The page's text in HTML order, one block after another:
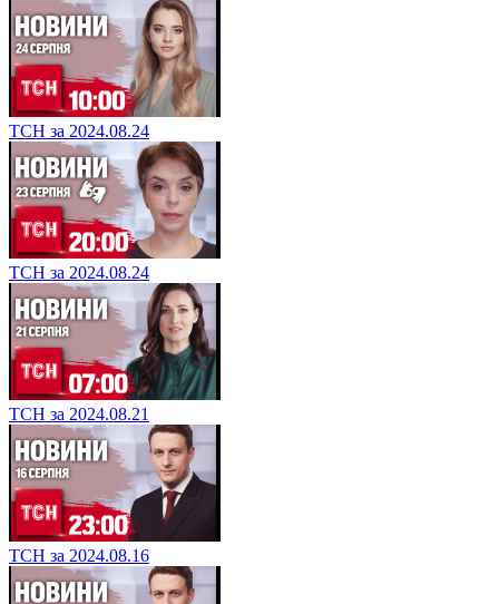
ТСН за 2024.08.24
ТСН за 2024.08.24
ТСН за 2024.08.21
ТСН за 2024.08.16